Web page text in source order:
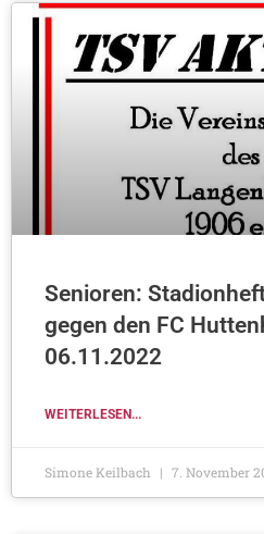
Senioren:
gegen den FC
06.11.2022
WEITERLESEN...
Simone Keilbach 7. November